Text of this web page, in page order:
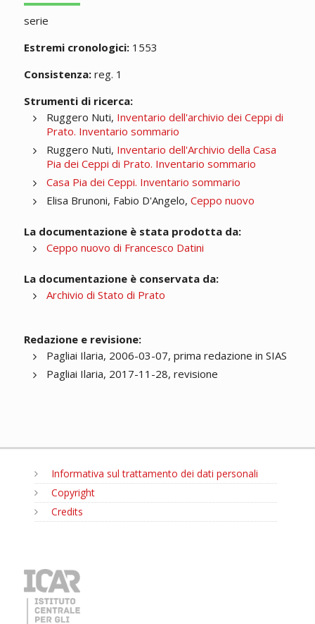
serie
Estremi cronologici:1553
Consistenza:reg. 1
Strumenti di ricerca:
Ruggero Nuti, Inventario dell'archivio dei Ceppi di
Prato. Inventario sommario
Ruggero Nuti, Inventario dell'Archivio della Casa
Pia dei Ceppi di Prato. Inventario sommario
Casa Pia dei Ceppi. Inventario sommario
Elisa Brunoni, Fabio D'Angelo, Ceppo nuovo
La documentazione è stata prodotta da:
Ceppo nuovo di Francesco Datini
La documentazione è conservata da:
Archivio di Stato di Prato
Redazione e revisione:
Pagliai Ilaria, 2006-03-07, prima redazione in SIAS
Pagliai Ilaria, 2017-11-28, revisione
Informativa sul trattamento dei dati personali
Copyright
Credits